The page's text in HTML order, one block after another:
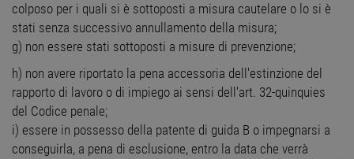
colposo per i quali si è sottoposti a misura cautelare o lo si è
stati senza successivo annullamento della misura;
g) non essere stati sottoposti a misure di prevenzione;
h) non avere riportato la pena accessoria dell'estinzione del
rapporto di lavoro o di impiego ai sensi dell'art. 32-quinquies
del Codice penale;
i) essere in possesso della patente di guida B o impegnarsi a
conseguirla, a pena di esclusione, entro la data che verrà